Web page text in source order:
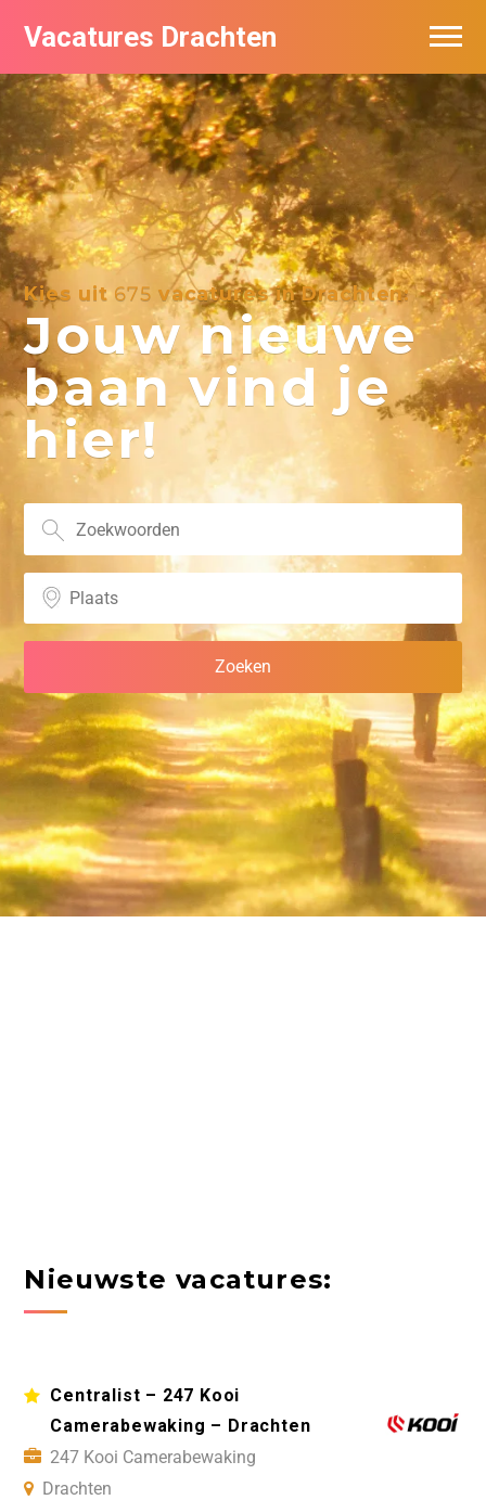
Vacatures Drachten
Kies uit675 vacatures in Drachten:
Jouw nieuwe
baan vind je
hier!
Nieuwste vacatures:
Centralist – 247 Kooi
Camerabewaking – Drachten
247 Kooi Camerabewaking
Drachten
Vacatures per bedrijf in Drachten
De populairste vacatures in Drachten
Nieuwsbrief feed